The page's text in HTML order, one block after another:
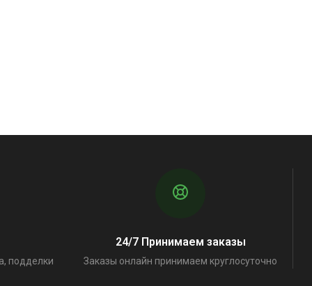
подделки
24/7 Принимаем заказы
Заказы онлайн принимаем круглосуточно